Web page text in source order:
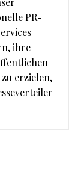
PR-
ihre
erzielen,